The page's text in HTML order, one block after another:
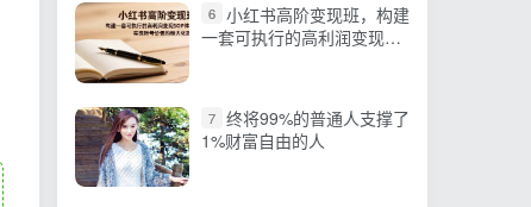
6 小红书高阶变现班，构建
一套可执行的高利润变现
7 终将99%的普通人支撑了
1%财富自由的人